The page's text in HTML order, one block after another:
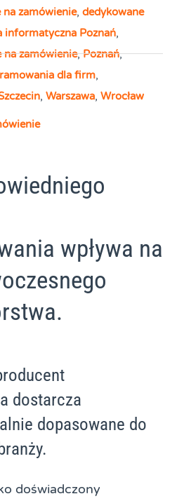
zamówienie, dedykowane
informatyczna Poznań,
zamówienie,Poznań,
dla firm,
, Warszawa, Wrocław
wpływa na
dostarcza
dopasowane do
doświadczony